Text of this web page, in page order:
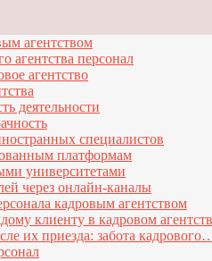
агентством
агентства персонал
агентство
деятельности
специалистов
платформам
университетами
через онлайн-каналы
кадровым агентством
клиенту в кадровом
их приезда: забота